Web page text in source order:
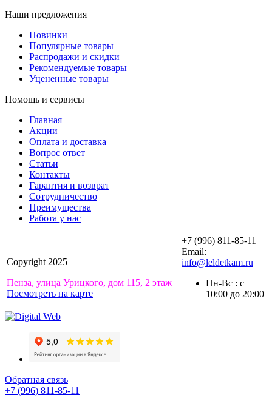
Наши предложения
Новинки
Популярные товары
Распродажи и скидки
Рекомендуемые товары
Уцененные товары
Помощь и сервисы
Главная
Акции
Оплата и доставка
Вопрос ответ
Статьи
Контакты
Гарантия и возврат
Сотрудничество
Преимущества
Работа у нас
Copyright 2025
Пенза, улица Урицкого, дом 115, 2 этаж
Посмотреть на карте
+7 (996) 811-85-11
Email:
info@leldetkam.ru
Пн-Вс : с
10:00 до 20:00
Обратная связь
+7 (996) 811-85-11